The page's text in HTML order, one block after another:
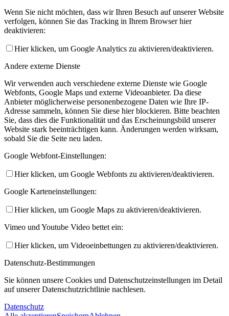
Wenn Sie nicht möchten, dass wir Ihren Besuch auf unserer Website
verfolgen, können Sie das Tracking in Ihrem Browser hier
deaktivieren:
Hier klicken, um Google Analytics zu aktivieren/deaktivieren.
Andere externe Dienste
Wir verwenden auch verschiedene externe Dienste wie Google
Webfonts, Google Maps und externe Videoanbieter. Da diese
Anbieter möglicherweise personenbezogene Daten wie Ihre IP-
Adresse sammeln, können Sie diese hier blockieren. Bitte beachten
Sie, dass dies die Funktionalität und das Erscheinungsbild unserer
Website stark beeinträchtigen kann. Änderungen werden wirksam,
sobald Sie die Seite neu laden.
Google Webfont-Einstellungen:
Hier klicken, um Google Webfonts zu aktivieren/deaktivieren.
Google Karteneinstellungen:
Hier klicken, um Google Maps zu aktivieren/deaktivieren.
Vimeo und Youtube Video bettet ein:
Hier klicken, um Videoeinbettungen zu aktivieren/deaktivieren.
Datenschutz-Bestimmungen
Sie können unsere Cookies und Datenschutzeinstellungen im Detail
auf unserer Datenschutzrichtlinie nachlesen.
Datenschutz